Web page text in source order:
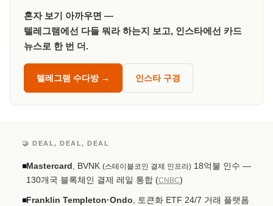
혼자 보기 아까우면 —
텔레그램에선 다들 뭐라 하는지 보고, 인스타에선 카드
뉴스로 한 번 더.
텔레그램 수다방 → 인스타 구경
🤝 DEAL, DEAL, DEAL
◾Mastercard , BVNK (스테이블코인 결제 인프라) 18억불 인수 —
130개국 블록체인 결제 레일 통합 (CNBC)
◾Franklin Templeton·Ondo , 토큰화 ETF 24/7 거래 플랫폼